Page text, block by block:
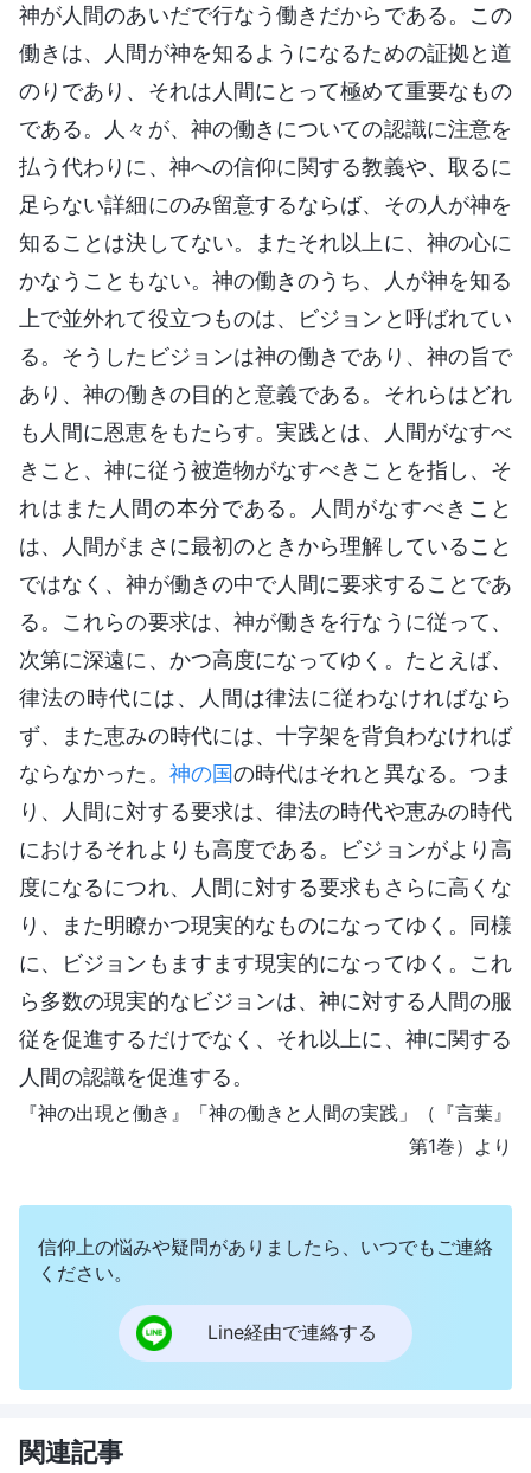
神が人間のあいだで行なう働きだからである。この
働きは、人間が神を知るようになるための証拠と道
のりであり、それは人間にとって極めて重要なもの
である。人々が、神の働きについての認識に注意を
払う代わりに、神への信仰に関する教義や、取るに
足らない詳細にのみ留意するならば、その人が神を
知ることは決してない。またそれ以上に、神の心に
かなうこともない。神の働きのうち、人が神を知る
上で並外れて役立つものは、ビジョンと呼ばれてい
る。そうしたビジョンは神の働きであり、神の旨で
あり、神の働きの目的と意義である。それらはどれ
も人間に恩恵をもたらす。実践とは、人間がなすべ
きこと、神に従う被造物がなすべきことを指し、そ
れはまた人間の本分である。人間がなすべきこと
は、人間がまさに最初のときから理解していること
ではなく、神が働きの中で人間に要求することであ
る。これらの要求は、神が働きを行なうに従って、
次第に深遠に、かつ高度になってゆく。たとえば、
律法の時代には、人間は律法に従わなければなら
ず、また恵みの時代には、十字架を背負わなければ
ならなかった。 神の国の時代はそれと異なる。つま
り、人間に対する要求は、律法の時代や恵みの時代
におけるそれよりも高度である。ビジョンがより高
度になるにつれ、人間に対する要求もさらに高くな
り、また明瞭かつ現実的なものになってゆく。同様
に、ビジョンもますます現実的になってゆく。これ
ら多数の現実的なビジョンは、神に対する人間の服
従を促進するだけでなく、それ以上に、神に関する
人間の認識を促進する。
『神の出現と働き』「神の働きと人間の実践」（『言葉』
第1巻）より
信仰上の悩みや疑問がありましたら、いつでもご連絡
ください。
Line経由で連絡する
関連記事